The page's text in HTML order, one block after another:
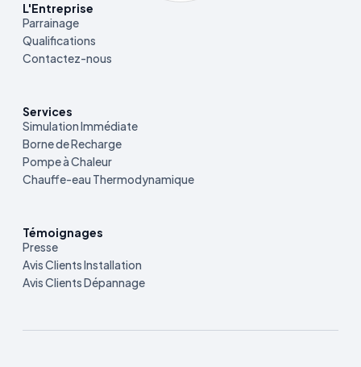
L'Entreprise
Parrainage
Qualifications
Contactez-nous
Services
Simulation Immédiate
Borne de Recharge
Pompe à Chaleur
Chauffe-eau Thermodynamique
Témoignages
Presse
Avis Clients Installation
Avis Clients Dépannage